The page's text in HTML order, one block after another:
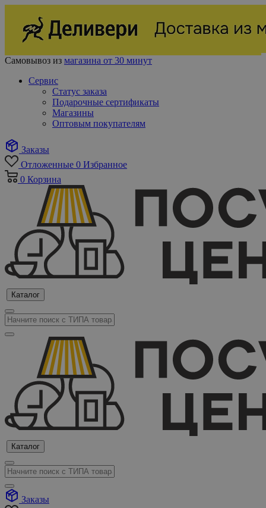
Самовывоз из магазина от 30 минут
Сервис
Статус заказа
Подарочные сертификаты
Магазины
Оптовым покупателям
Заказы
Отложенные 0 Избранное
0 Корзина
Каталог
Каталог
Заказы